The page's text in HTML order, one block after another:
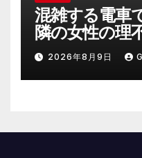
混雑する電車
隣の女性の
時間が過ぎる
った(J-CAST
2026年8月9日